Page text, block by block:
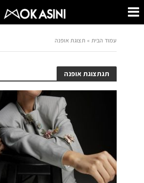
עמוד הבית » תצוגת אופנה
תגתצוגת אופנה